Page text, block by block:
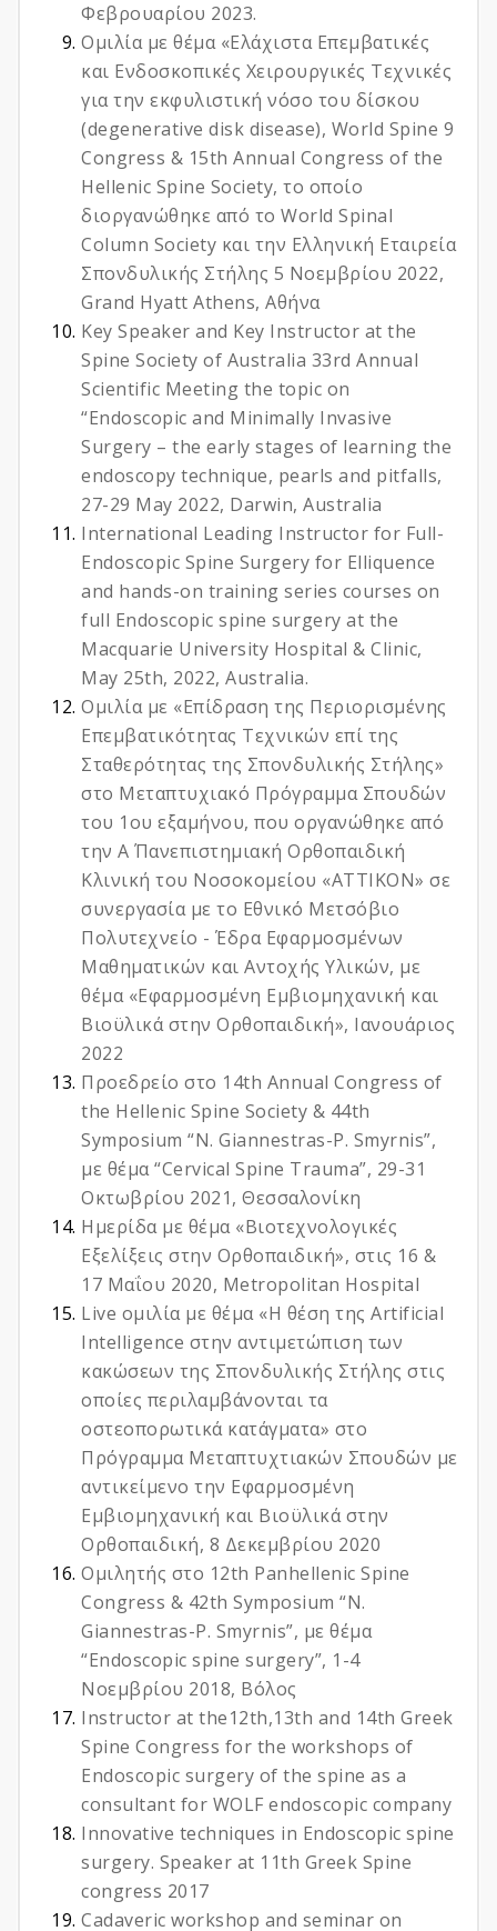
Φεβρουαρίου 2023.
Ομιλία με θέμα «Ελάχιστα Επεμβατικές
και Ενδοσκοπικές Χειρουργικές Τεχνικές
για την εκφυλιστική νόσο του δίσκου
(degenerative disk disease), World Spine 9
Congress & 15th Annual Congress of the
Hellenic Spine Society, το οποίο
διοργανώθηκε από το World Spinal
Column Society και την Ελληνική Εταιρεία
Σπονδυλικής Στήλης 5 Νοεμβρίου 2022,
Grand Hyatt Athens, Αθήνα
Key Speaker and Key Instructor at the
Spine Society of Australia 33rd Annual
Scientific Meeting the topic on
“Endoscopic and Minimally Invasive
Surgery – the early stages of learning the
endoscopy technique, pearls and pitfalls,
27-29 May 2022, Darwin, Australia
International Leading Instructor for Full-
Endoscopic Spine Surgery for Elliquence
and hands-on training series courses on
full Endoscopic spine surgery at the
Macquarie University Hospital & Clinic,
May 25th, 2022, Australia.
Ομιλία με «Επίδραση της Περιορισμένης
Επεμβατικότητας Τεχνικών επί της
Σταθερότητας της Σπονδυλικής Στήλης»
στο Μεταπτυχιακό Πρόγραμμα Σπουδών
του 1ου εξαμήνου, που οργανώθηκε από
την Α΄ Πανεπιστημιακή Ορθοπαιδική
Κλινική του Νοσοκομείου «ΑΤΤΙΚΟΝ» σε
συνεργασία με το Εθνικό Μετσόβιο
Πολυτεχνείο - Έδρα Εφαρμοσμένων
Μαθηματικών και Αντοχής Υλικών, με
θέμα «Εφαρμοσμένη Εμβιομηχανική και
Βιοϋλικά στην Ορθοπαιδική», Ιανουάριος
2022
Προεδρείο στο 14th Annual Congress of
the Hellenic Spine Society & 44th
Symposium “N. Giannestras-P. Smyrnis”,
με θέμα “Cervical Spine Trauma”, 29-31
Οκτωβρίου 2021, Θεσσαλονίκη
Ημερίδα με θέμα «Βιοτεχνολογικές
Εξελίξεις στην Ορθοπαιδική», στις 16 &
17 Μαΐου 2020, Metropolitan Hospital
Live ομιλία με θέμα «Η θέση της Artificial
Intelligence στην αντιμετώπιση των
κακώσεων της Σπονδυλικής Στήλης στις
οποίες περιλαμβάνονται τα
οστεοπορωτικά κατάγματα» στο
Πρόγραμμα Μεταπτυχτιακών Σπουδών με
αντικείμενο την Εφαρμοσμένη
Εμβιομηχανική και Βιοϋλικά στην
Ορθοπαιδική, 8 Δεκεμβρίου 2020
Ομιλητής στο 12th Panhellenic Spine
Congress & 42th Symposium “N.
Giannestras-P. Smyrnis”, με θέμα
“Endoscopic spine surgery”, 1-4
Νοεμβρίου 2018, Βόλος
Instructor at the12th,13th and 14th Greek
Spine Congress for the workshops of
Endoscopic surgery of the spine as a
consultant for WOLF endoscopic company
Innovative techniques in Endoscopic spine
surgery. Speaker at 11th Greek Spine
congress 2017
Cadaveric workshop and seminar on